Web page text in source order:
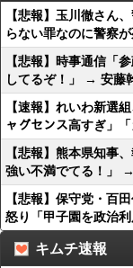
【悲報】玉川徹さん
らない罪なのに警察
【悲報】時事通信「
してるぞ！」 → 安藤
【速報】れいわ新選
ャグセンス高すぎ」
【悲報】熊本県知事
強い不満でてる！」
【悲報】保守党・百
怒り「甲子園を政治
キムチ速報